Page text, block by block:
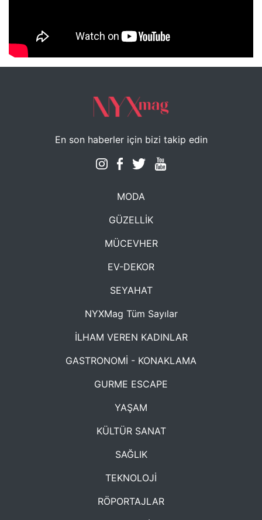
NYXmag 2. Yaş Kutlama Etkinliği
En son haberler için bizi takip edin
MODA
GÜZELLİK
MÜCEVHER
EV-DEKOR
SEYAHAT
NYXMag Tüm Sayılar
İLHAM VEREN KADINLAR
GASTRONOMİ - KONAKLAMA
GURME ESCAPE
YAŞAM
KÜLTÜR SANAT
SAĞLIK
TEKNOLOJİ
RÖPORTAJLAR